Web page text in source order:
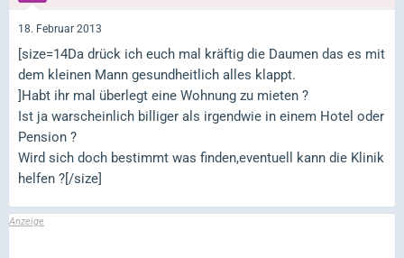
18. Februar 2013
[size=14Da drück ich euch mal kräftig die Daumen das es mit
dem kleinen Mann gesundheitlich alles klappt.
]Habt ihr mal überlegt eine Wohnung zu mieten ?
Ist ja warscheinlich billiger als irgendwie in einem Hotel oder
Pension ?
Wird sich doch bestimmt was finden,eventuell kann die Klinik
helfen ?[/size]